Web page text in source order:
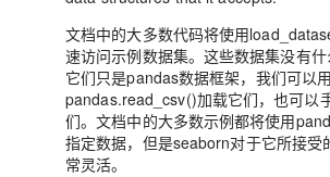
文档中的大多数代码将使用
速访问示例数据集。这些数据集没有
它们只是pandas数据框架，我们可以用
pandas.read_csv()加载它们，也可以
们。文档中的大多数示例都将使用
指定数据，但是seaborn对于它所接受
常灵活。